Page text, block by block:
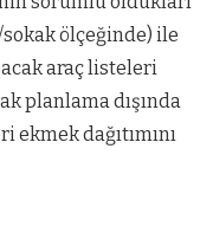
ölçeğinde) ile
araç listeleri
planlama dışında
ekmek dağıtımını